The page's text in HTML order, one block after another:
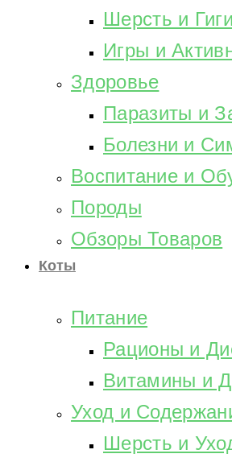
Шерсть и
Игры и
Здоровье
Паразиты и
Болезни и
Воспитание и
Породы
Обзоры Товаров
Коты
Питание
Рационы и
Витамины и
Уход и
Шерсть и